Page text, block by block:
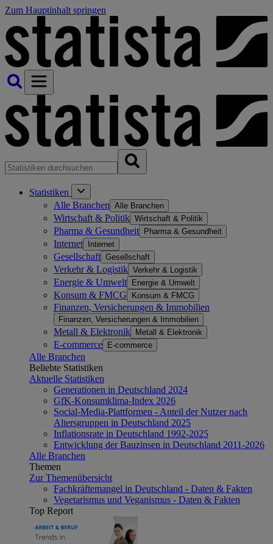
Zum Hauptinhalt springen
Statistiken
Alle Branchen Alle Branchen
Wirtschaft & Politik Wirtschaft & Politik
Pharma & Gesundheit Pharma & Gesundheit
Internet Internet
Gesellschaft Gesellschaft
Verkehr & Logistik Verkehr & Logistik
Energie & Umwelt Energie & Umwelt
Konsum & FMCG Konsum & FMCG
Finanzen, Versicherungen & Immobilien
Finanzen, Versicherungen & Immobilien
Metall & Elektronik Metall & Elektronik
E-commerce E-commerce
Alle Branchen
Beliebte Statistiken
Aktuelle Statistiken
Generationen in Deutschland 2024
GfK-Konsumklima-Index 2026
Social-Media-Plattformen - Anteil der Nutzer nach
Altersgruppen in Deutschland 2025
Inflationsrate in Deutschland 1992-2025
Entwicklung der Bauzinsen in Deutschland 2011-2026
Alle Branchen
Themen
Zur Themenübersicht
Fachkräftemangel in Deutschland - Daten & Fakten
Vegetarismus und Veganismus - Daten & Fakten
Top Report